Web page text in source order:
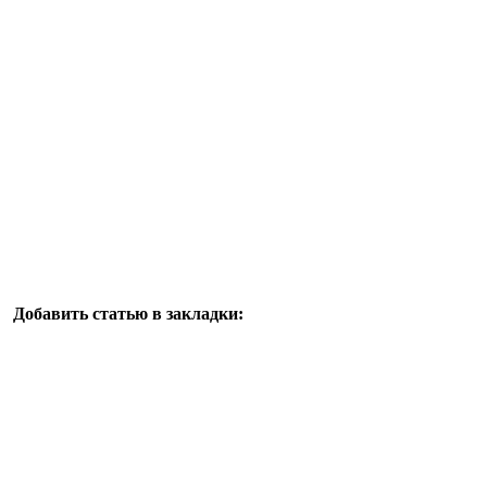
Добавить статью в закладки: